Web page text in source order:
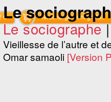
€ Téléchargement gratuit
Le
Le sociographe
Vieillesse de l’autre et
Omar samaoli [Version